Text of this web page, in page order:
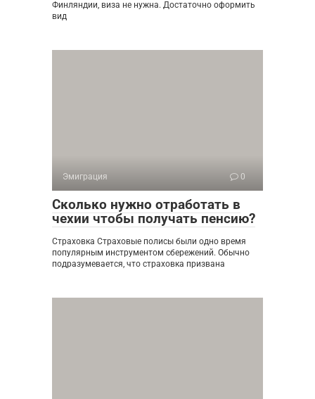
Финляндии, виза не нужна. Достаточно оформить
вид
Эмиграция 0
Сколько нужно отработать в
чехии чтобы получать пенсию?
Страховка Страховые полисы были одно время
популярным инструментом сбережений. Обычно
подразумевается, что страховка призвана